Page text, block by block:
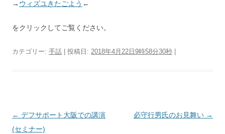
→ ウィズユきたごよう ←
をクリックしてご覧ください。
カテゴリー: 手話 | 投稿日: 2018年4月22日9時58分30秒
投
稿
← デフサポート大阪での講演
(セミナー)
必守行男氏のお見舞い →